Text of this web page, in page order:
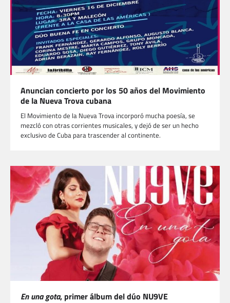
Anuncian concierto por los 50 años del Movimiento
de la Nueva Trova cubana
El Movimiento de la Nueva Trova incorporó mucha poesía, se
mezcló con otras corrientes musicales, y dejó de ser un hecho
exclusivo de Cuba para trascender al continente.
En una gota, primer álbum del dúo NU9VE